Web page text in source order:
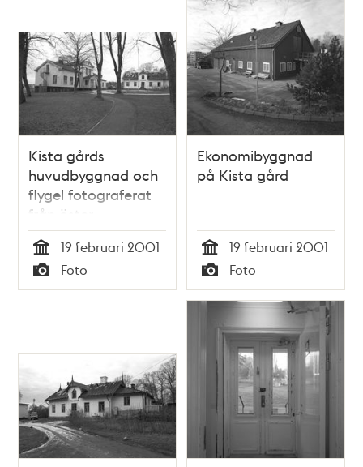
Kista gårds
huvudbyggnad och
flygel fotograferat
från öster
Tid
19 februari 2001
Typ
Foto
Ekonomibyggnad
på Kista gård
Tid
19 februari 2001
Typ
Foto